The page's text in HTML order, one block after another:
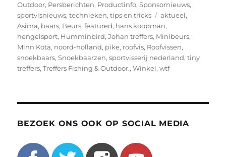
Outdoor, Persberichten, Productinfo,Sponsornieuws,
sportvisnieuws,technieken,tips en tricks Tags
aktueel,
Asima, baars, Beurs,featured, hans koopman,
hengelsport, Humminbird,Johan treffers, Minibeurs,
Minn Kota, noord-holland, pike, roofvis, Roofvissen,
snoekbaars,Snoekbaarzen,sportvisserij nederland,tiny
treffers,Treffers Fishing & Outdoor.,Winkel,wtf
BEZOEK ONS OOK OP SOCIAL MEDIA